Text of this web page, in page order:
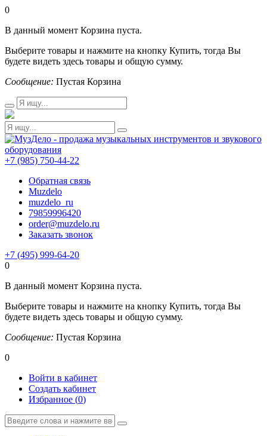
0
В данный момент Корзина пуста.
Выберите товары и нажмите на кнопку Купить, тогда Вы
будете видеть здесь товары и общую сумму.
Сообщение: Пустая Корзина
+7 (985) 750-44-22
Обратная связь
Muzdelo
muzdelo_ru
79859996420
order@muzdelo.ru
Заказать звонок
+7 (495) 999-64-20
0
В данный момент Корзина пуста.
Выберите товары и нажмите на кнопку Купить, тогда Вы
будете видеть здесь товары и общую сумму.
Сообщение: Пустая Корзина
0
Войти в кабинет
Создать кабинет
Избранное (0)